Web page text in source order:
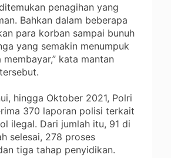
penagihan yang
Bahkan dalam beberapa
para korban sampai bunuh
yang semakin menumpuk
kata mantan
hingga Oktober 2021, Polri
370 laporan polisi terkait
ilegal. Dari jumlah itu, 91 di
selesai, 278 proses
tiga tahap penyidikan.